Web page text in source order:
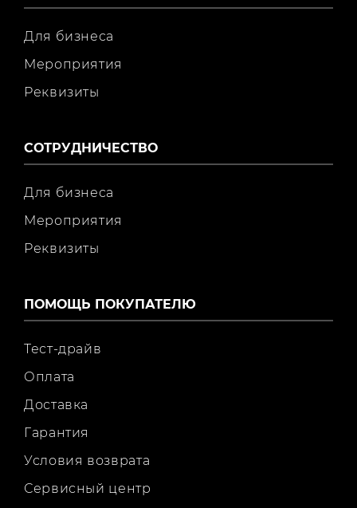
Для бизнеса
Мероприятия
Реквизиты
СОТРУДНИЧЕСТВО
Для бизнеса
Мероприятия
Реквизиты
ПОМОЩЬ ПОКУПАТЕЛЮ
Тест-драйв
Оплата
Доставка
Гарантия
Условия возврата
Сервисный центр